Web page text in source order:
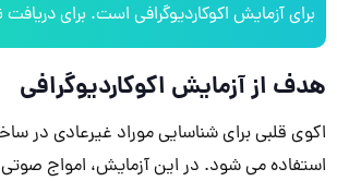
برای آزمایش اکوکاردیوگرافی است. برای
هدف از آزمایش اکوکاردیوگرافی
اکوی قلبی برای شناسایی موراد غیرعادی در
استفاده می شود. در این آزمایش، امواج